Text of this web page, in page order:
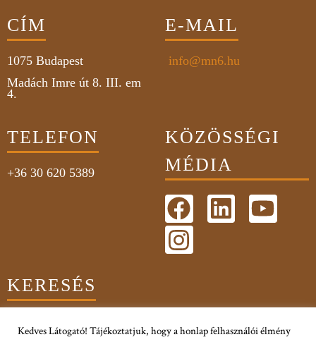
CÍM
1075 Budapest
Madách Imre út 8. III. em
4.
E-MAIL
info@mn6.hu
TELEFON
+36 30 620 5389
KÖZÖSSÉGI
MÉDIA
KERESÉS
Kedves Látogató! Tájékoztatjuk, hogy a honlap felhasználói élmény